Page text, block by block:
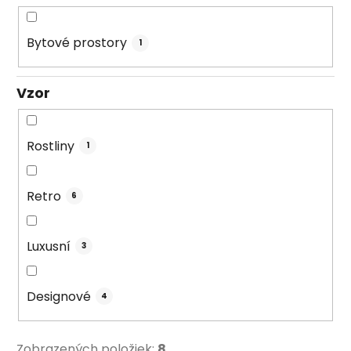
Bytové prostory 1
Vzor
Rostliny 1
Retro 6
Luxusní 3
Designové 4